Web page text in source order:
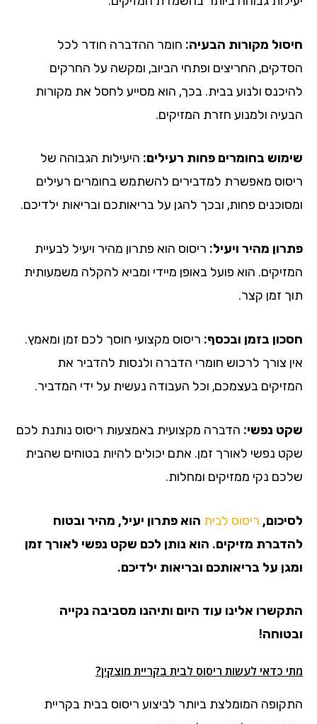
חיסול מקורות הבעיה: חומר ההדברה חודר לכל
הסדקים, החריצים ופתחי הביוב, ומקשה על החרקים
להיכנס ולנוע בבית. בכך, הוא מסייע לחסל את מקורות
הבעיה ולמנוע חזרת המזיקים.
שימוש בחומרים פחות רעילים: היעילות הגבוהה של
ריסוס מאפשרת למדבירים להשתמש בחומרים רעילים
ומסוכנים פחות, ובכך להגן על בריאותכם ובריאות ילדיכם.
פתרון מהיר ויעיל: ריסוס הוא פתרון מהיר ויעיל לבעיית
המזיקים. הוא פועל באופן מיידי ומביא להקלה משמעותית
תוך זמן קצר.
חסכון בזמן ובכסף: ריסוס מקצועי חוסך לכם זמן ומאמץ.
אין צורך לרכוש חומרי הדברה ולנסות להדביר את
המזיקים בעצמכם, וכל העבודה נעשית על ידי המדביר.
שקט נפשי: הדברה מקצועית באמצעות ריסוס נותנת לכם
שקט נפשי לאורך זמן. אתם יכולים להיות בטוחים שהבית
שלכם נקי ממזיקים ומחלות.
לסיכום, ריסוס לבית הוא פתרון יעיל, מהיר ובטוח
להדברת מזיקים. הוא נותן לכם שקט נפשי לאורך זמן
ומגן על בריאותכם ובריאות ילדיכם.
התקשרו אלינו עוד היום ותיהנו מסביבה נקייה
ובטוחה!
מתי כדאי לעשות ריסוס לבית בקריית מוצקין?
התקופה המומלצת ביותר לביצוע ריסוס בבית בקריית